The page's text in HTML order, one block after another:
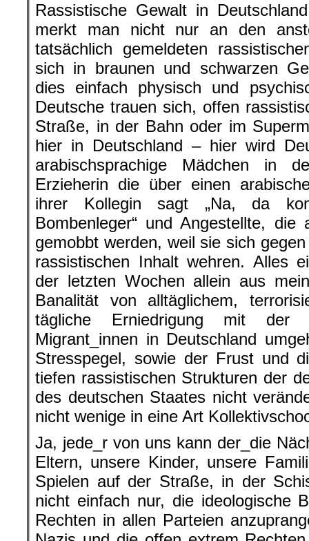
Rassistische Gewalt in
merkt man nicht nur an den
tatsächlich gemeldeten
sich in braunen und schwarzen
dies einfach physisch und
Deutsche trauen sich, offen
Straße, in der Bahn oder im
hier in Deutschland – hier wird
arabischsprachige Mädchen in
Erzieherin die über einen
ihrer Kollegin sagt „Na, da
Bombenleger“ und Angestellte, die
gemobbt werden, weil sie sich
rassistischen Inhalt wehren. Alles
der letzten Wochen allein aus
Banalität von alltäglichem,
tägliche Erniedrigung mit der
Migrant_innen in Deutschland
Stresspegel, sowie der Frust und
tiefen rassistischen Strukturen der
des deutschen Staates nicht
nicht wenige in eine Art
Ja, jede_r von uns kann der_die
Eltern, unsere Kinder, unsere
Spielen auf der Straße, in der
nicht einfach nur, die ideologische
Rechten in allen Parteien